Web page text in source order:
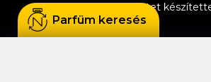
Shoptet
Parfüm keresés